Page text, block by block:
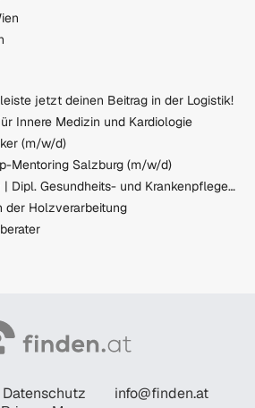
jetzt deinen Beitrag in der Logistik!
Innere Medizin und Kardiologie
(m/w/d)
Mentoring Salzburg (m/w/d)
Pflegefachassistent:in | Dipl. Gesundheits- und Krankenpfleger:in
der Holzverarbeitung
Datenschutz info@finden.at